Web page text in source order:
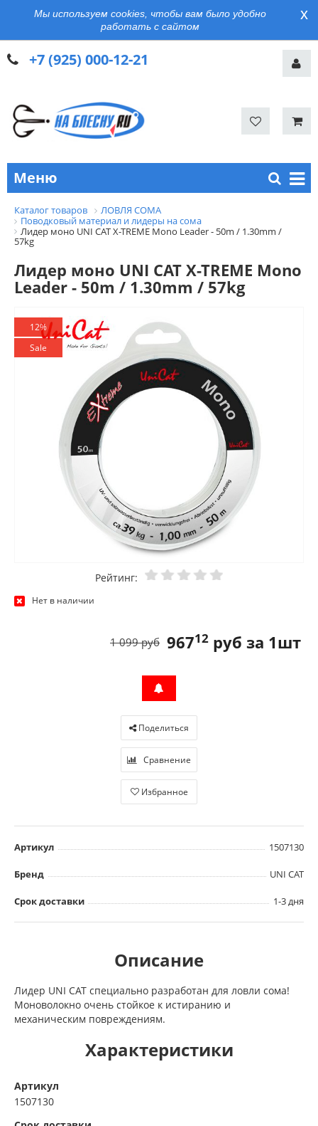
Мы используем cookies, чтобы вам было удобно
работать с сайтом
x
+7 (925) 000-12-21
Меню
Каталог товаров
ЛОВЛЯ СОМА
Поводковый материал и лидеры на сома
Лидер моно UNI CAT X-TREME Mono Leader - 50m / 1.30mm /
57kg
Лидер моно UNI CAT X-TREME Mono
Leader - 50m / 1.30mm / 57kg
12%
Sale
Рейтинг:
Нет в наличии
96712 руб за 1шт
1 099 руб
Поделиться
Сравнение
Избранное
Артикул 1507130
Бренд UNI CAT
Срок доставки 1-3 дня
Описание
Лидер UNI CAT специально разработан для ловли сома!
Моноволокно очень стойкое к истиранию и
механическим повреждениям.
Характеристики
Артикул
1507130